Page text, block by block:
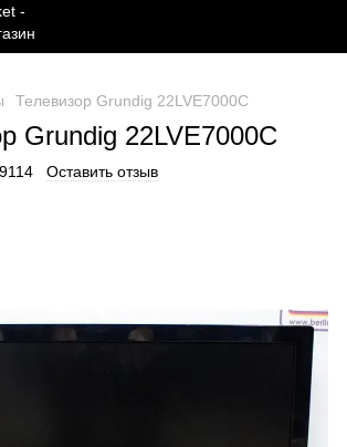
Телевизор Grundig 22LVE7000C
Grundig 22LVE7000C
Оставить отзыв